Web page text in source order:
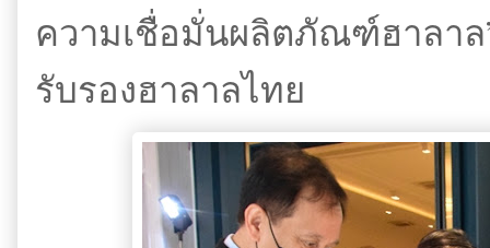
ความเชื่อมั่นผลิตภัณฑ์ฮาลาล
รับรองฮาลาลไทย